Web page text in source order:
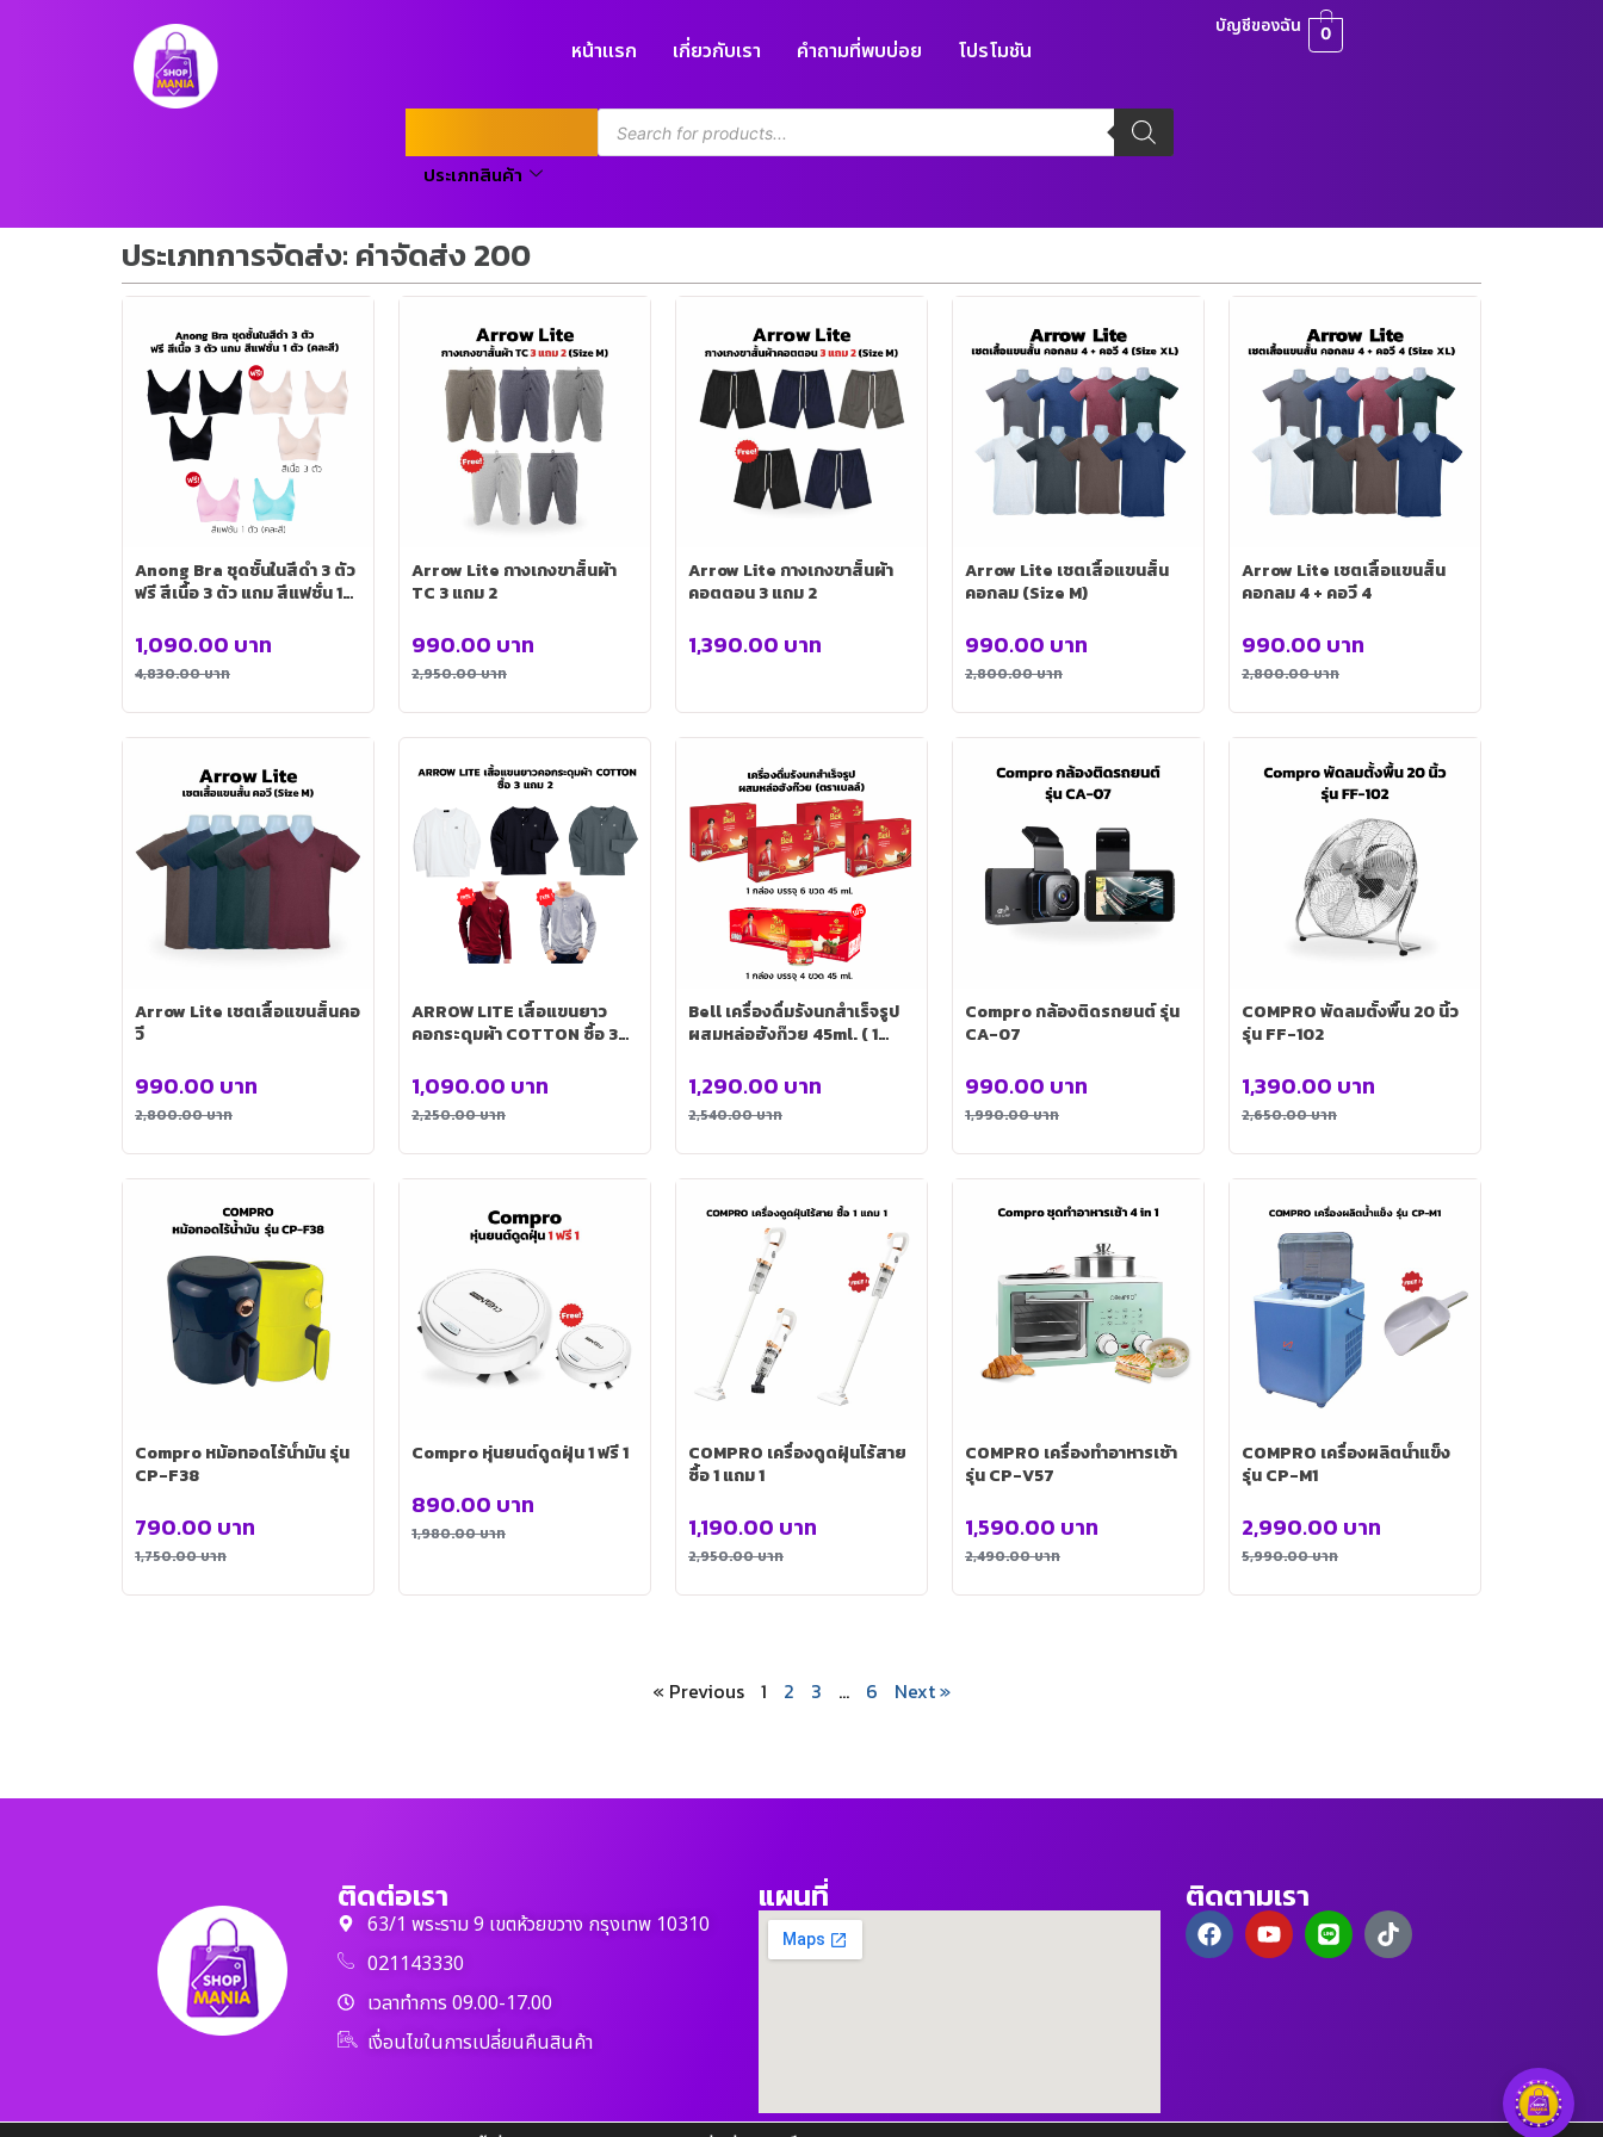
หน้าแรก เกี่ยวกับเรา คำถามที่พบบ่อย โปรโมชัน
ประเภทสินค้า
บัญชีของฉัน 0
ประเภทการจัดส่ง: ค่าจัดส่ง 200
Anong Bra ชุดชั้นในสีดำ 3 ตัว
ฟรี สีเนื้อ 3 ตัว แถม สีแฟชั่น 1
4,830.00บาท
1,090.00 บาท
Arrow Lite กางเกงขาสั้นผ้า
TC 3 แถม 2
2,950.00บาท
990.00 บาท
Arrow Lite กางเกงขาสั้นผ้า
คอตตอน 3 แถม 2
1,390.00 บาท
Arrow Lite เชตเสื้อแขนสั้น
คอกลม (Size M)
2,800.00บาท
990.00 บาท
Arrow Lite เชตเสื้อแขนสั้น
คอกลม 4 + คอวี 4
2,800.00บาท
990.00 บาท
Arrow Lite เชตเสื้อแขนสั้นคอ
วี
2,800.00บาท
990.00 บาท
ARROW LITE เสื้อแขนยาว
คอกระดุมผ้า COTTON ซื้อ 3
2,250.00บาท
1,090.00 บาท
Bell เครื่องดื่มรังนกสำเร็จรูป
ผสมหล่อฮังก๊วย 45ml. ( 1
ขวด
2,540.00บาท
1,290.00 บาท
Compro กล้องติดรถยนต์ รุ่น
CA-07
1,990.00บาท
990.00 บาท
COMPRO พัดลมตั้งพื้น 20 นิ้ว
รุ่น FF-102
2,650.00บาท
1,390.00 บาท
Compro หม้อทอดไร้น้ำมัน รุ่น
CP-F38
1,750.00บาท
790.00 บาท
Compro หุ่นยนต์ดูดฝุ่น 1 ฟรี 1
1,980.00บาท
890.00 บาท
COMPRO เครื่องดูดฝุ่นไร้สาย
ซื้อ 1 แถม 1
2,950.00บาท
1,190.00 บาท
COMPRO เครื่องทำอาหารเช้า
รุ่น CP-V57
2,490.00บาท
1,590.00 บาท
COMPRO เครื่องผลิตน้ำแข็ง
รุ่น CP-M1
5,990.00บาท
2,990.00 บาท
« Previous 1 2 3 … 6 Next »
ติดต่อเรา
63/1 พระราม 9 เขตห้วยขวาง กรุงเทพ 10310
021143330
เวลาทำการ 09.00-17.00
เงื่อนไขในการเปลี่ยนคืนสินค้า
แผนที่ ติดตามเรา